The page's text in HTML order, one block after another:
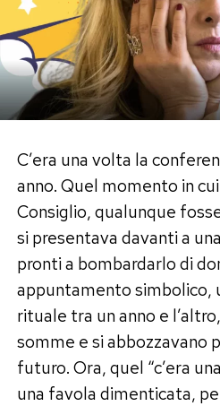
C’era una volta la
anno. Quel momento in
Consiglio, qualunque
si presentava davanti a
pronti a bombardarlo di
appuntamento simbolico,
rituale tra un anno e
somme e si abbozzavano
futuro. Ora, quel “c’era
una favola dimenticata,